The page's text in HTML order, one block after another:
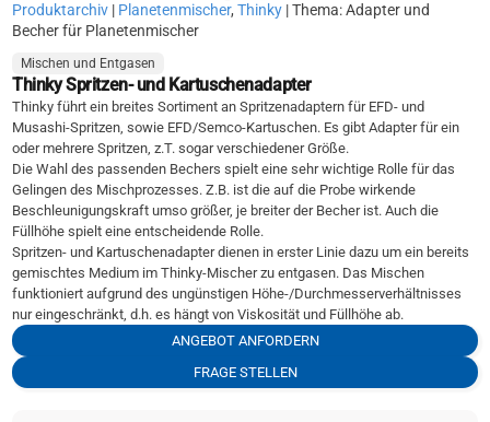
Produktarchiv | Planetenmischer,Thinky | Thema: Adapter und
Becher für Planetenmischer
Mischen und Entgasen
Thinky Spritzen- und Kartuschenadapter
Thinky führt ein breites Sortiment an Spritzenadaptern für EFD- und
Musashi-Spritzen, sowie EFD/Semco-Kartuschen. Es gibt Adapter für ein
oder mehrere Spritzen, z.T. sogar verschiedener Größe.
Die Wahl des passenden Bechers spielt eine sehr wichtige Rolle für das
Gelingen des Mischprozesses. Z.B. ist die auf die Probe wirkende
Beschleunigungskraft umso größer, je breiter der Becher ist. Auch die
Füllhöhe spielt eine entscheidende Rolle.
Spritzen- und Kartuschenadapter dienen in erster Linie dazu um ein bereits
gemischtes Medium im Thinky-Mischer zu entgasen. Das Mischen
funktioniert aufgrund des ungünstigen Höhe-/Durchmesserverhältnisses
nur eingeschränkt, d.h. es hängt von Viskosität und Füllhöhe ab.
ANGEBOT ANFORDERN
FRAGE STELLEN